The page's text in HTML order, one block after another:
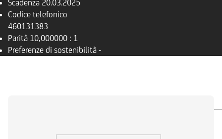
Scadenza 20.03.2025
Codice telefonico
460131383
Parità 10,000000 : 1
Preferenze di sostenibilità -